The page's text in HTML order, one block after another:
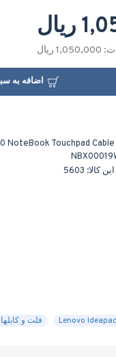
NoteBook Touchpad
5603
اضافه به
Lenovo فلت و